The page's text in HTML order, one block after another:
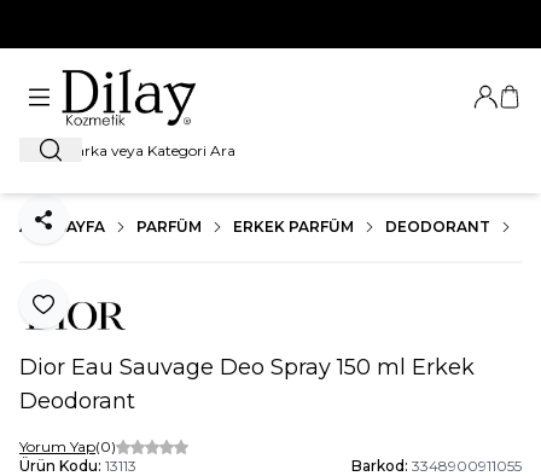
Ara
Giriş
ANA SAYFA PARFÜM ERKEK PARFÜM DEODORANT
Favoriye Ekle
Paylaş
Dior Eau Sauvage Deo Spray 150 ml Erkek
Deodorant
Yorum Yap(0)
Ürün Kodu: 13113 Barkod: 3348900911055